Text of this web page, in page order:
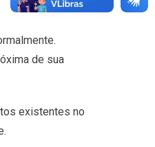
de sua
existentes no